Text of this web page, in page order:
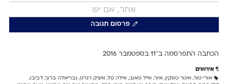
פרסום תגובה
הכתבה התפרסמה ב־11 ב ספטמבר 2016
אירועים
אורי טור, איגור טפקין , איור, אייל טאוב, אילה טל, איציק רנרט, גבריאלה ברוך, דביבו ,